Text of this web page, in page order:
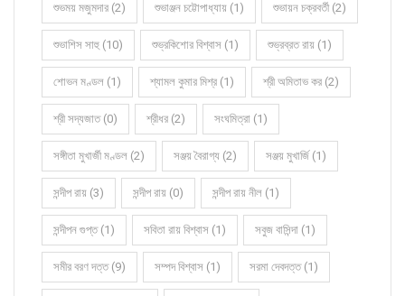
শুভময় মজুমদার (2) শুভাঞ্জন চট্টোপাধ্যায় (1) শুভায়ন চক্রবর্তী (2)
শুভাশিস সাহু (10) শুভ্রকিশোর বিশ্বাস (1) শুভ্রব্রত রায় (1)
শোভন মণ্ডল (1) শ্যামল কুমার মিশ্র (1) শ্রী অমিতাভ কর (2)
শ্রী সদ্যজাত (0) শ্রীধর (2) সংঘমিত্রা (1)
সঙ্গীতা মুখার্জী মণ্ডল (2) সঞ্জয় বৈরাগ্য (2) সঞ্জয় মুখার্জি (1)
সন্দীপ রায় (3) সন্দীপ রায় (0) সন্দীপ রায় নীল (1)
সন্দীপন গুপ্ত (1) সবিতা রায় বিশ্বাস (1) সবুজ বাসিন্দা (1)
সমীর বরণ দত্ত (9) সম্পদ বিশ্বাস (1) সরমা দেবদত্ত (1)